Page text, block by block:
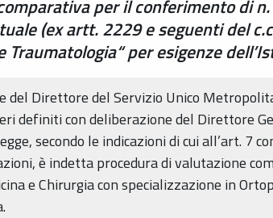
per il conferimento di
(ex artt. 2229 e seguenti del
per esigenze
del Direttore del Servizio Unico
definiti con deliberazione del Direttore
secondo le indicazioni di cui all’art. 7
è indetta procedura di valutazione
e Chirurgia con specializzazione in